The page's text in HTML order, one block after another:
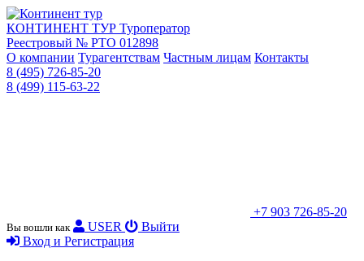
КОНТИНЕНТ ТУР Туроператор
Реестровый № РТО 012898
О компании Турагентствам Частным лицам Контакты
8 (495) 726-85-20
8 (499) 115-63-22
+7 903 726-85-20
Вы вошли как USER
Выйти
Вход и Регистрация